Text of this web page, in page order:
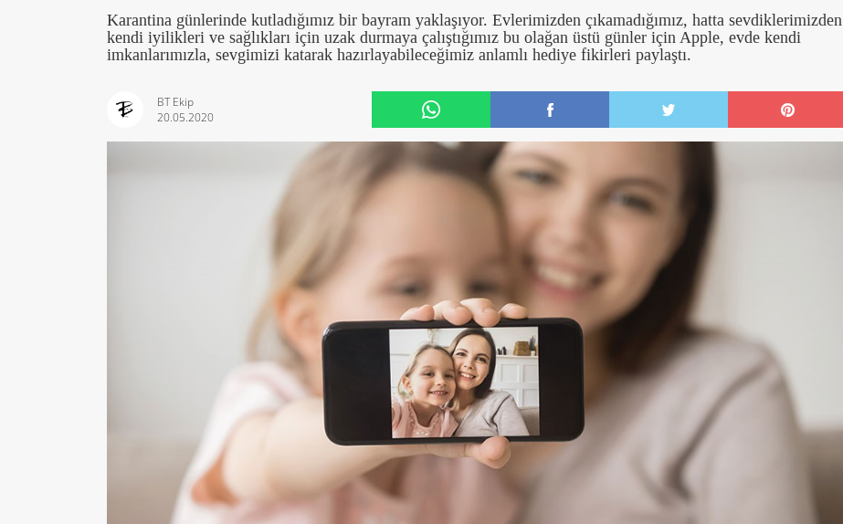
Karantina günlerinde kutladığımız bir bayram yaklaşıyor. Evlerimizden çıkamadığımız, hatta sevdiklerimizden
kendi iyilikleri ve sağlıkları için uzak durmaya çalıştığımız bu olağan üstü günler için Apple, evde kendi
imkanlarımızla, sevgimizi katarak hazırlayabileceğimiz anlamlı hediye fikirleri paylaştı.
BT Ekip
20.05.2020